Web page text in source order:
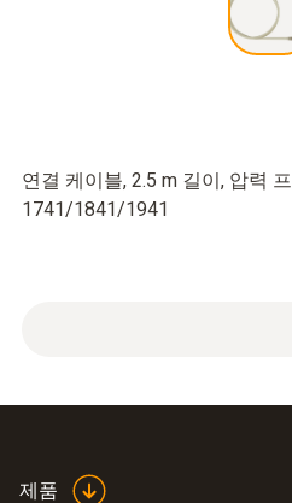
연결 케이블, 2.5 m 길이, 압력
1741/1841/1941
제품